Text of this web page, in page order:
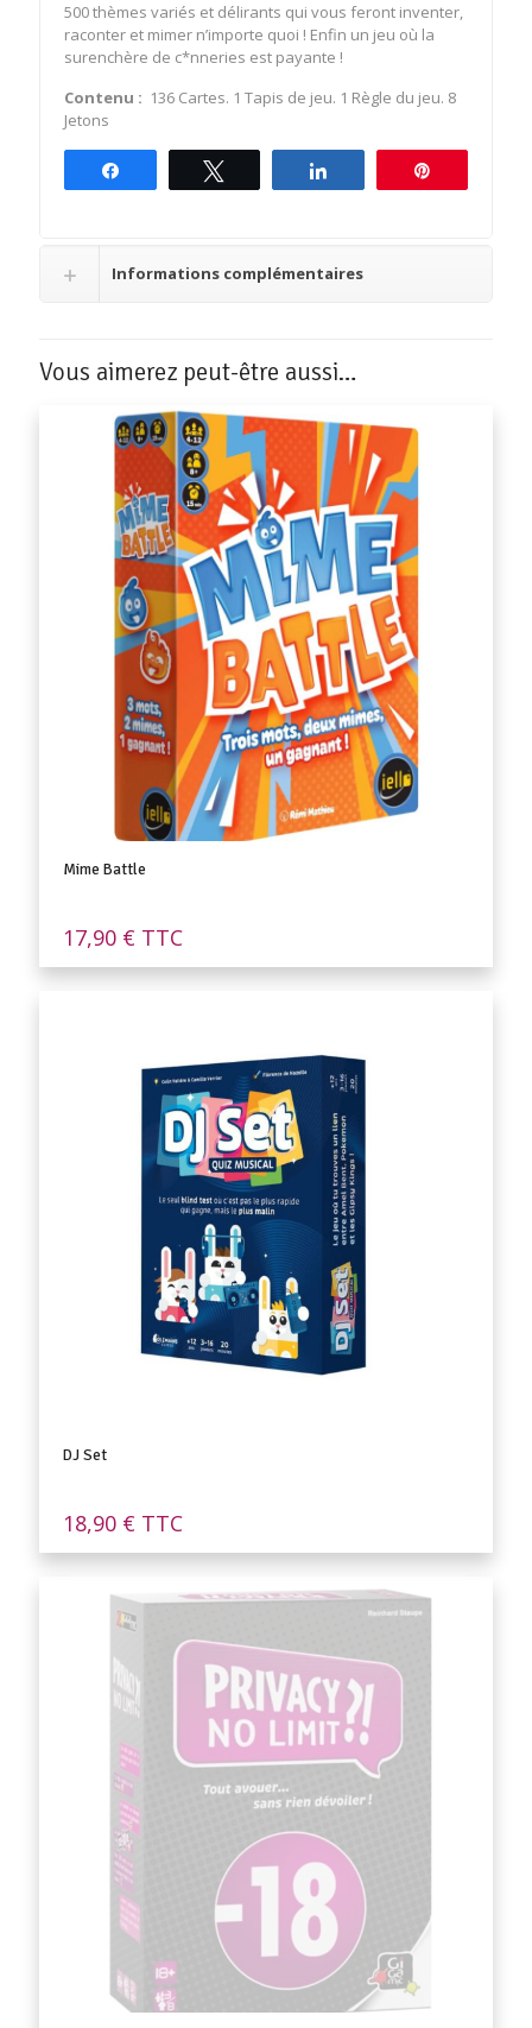
500 thèmes variés et délirants qui vous feront inventer,
raconter et mimer n’importe quoi ! Enfin un jeu où la
surenchère de c*nneries est payante !
Contenu : 136 Cartes. 1 Tapis de jeu. 1 Règle du jeu. 8
Jetons
Informations complémentaires
Vous aimerez peut-être aussi…
Mime Battle
17,90 € TTC
DJ Set
18,90 € TTC